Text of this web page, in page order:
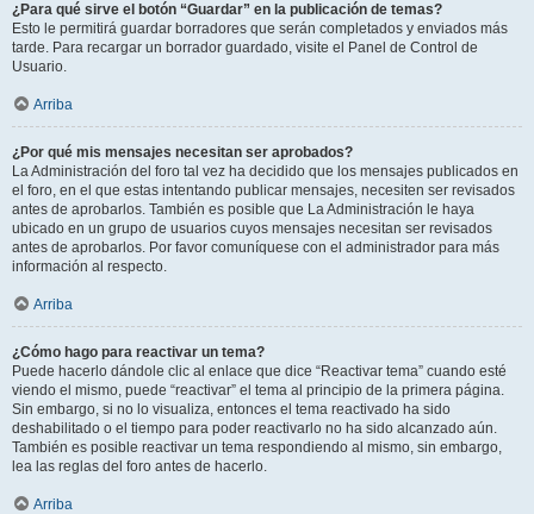
¿Para qué sirve el botón “Guardar” en la publicación de temas?
Esto le permitirá guardar borradores que serán completados y enviados más
tarde. Para recargar un borrador guardado, visite el Panel de Control de
Usuario.
Arriba
¿Por qué mis mensajes necesitan ser aprobados?
La Administración del foro tal vez ha decidido que los mensajes publicados en
el foro, en el que estas intentando publicar mensajes, necesiten ser revisados
antes de aprobarlos. También es posible que La Administración le haya
ubicado en un grupo de usuarios cuyos mensajes necesitan ser revisados
antes de aprobarlos. Por favor comuníquese con el administrador para más
información al respecto.
Arriba
¿Cómo hago para reactivar un tema?
Puede hacerlo dándole clic al enlace que dice “Reactivar tema” cuando esté
viendo el mismo, puede “reactivar” el tema al principio de la primera página.
Sin embargo, si no lo visualiza, entonces el tema reactivado ha sido
deshabilitado o el tiempo para poder reactivarlo no ha sido alcanzado aún.
También es posible reactivar un tema respondiendo al mismo, sin embargo,
lea las reglas del foro antes de hacerlo.
Arriba